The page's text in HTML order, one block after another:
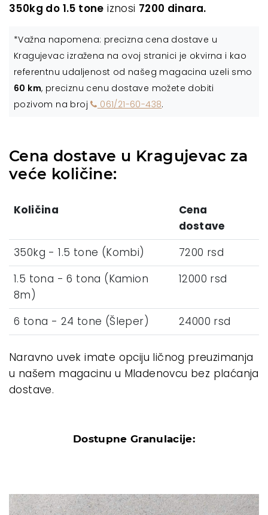
350kg do 1.5 tone iznosi 7200 dinara.
*Važna napomena: precizna cena dostave u
Kragujevac izražena na ovoj stranici je okvirna i kao
referentnu udaljenost od našeg magacina uzeli smo
60 km, preciznu cenu dostave možete dobiti
pozivom na broj
061/21-60-438.
Cena dostave u Kragujevac za
veće količine:
Količina
Cena
dostave
350kg - 1.5 tone (Kombi)
7200 rsd
1.5 tona - 6 tona (Kamion
8m)
12000 rsd
6 tona - 24 tone (Šleper) 24000 rsd
Naravno uvek imate opciju ličnog preuzimanja
u našem magacinu u Mladenovcu bez plaćanja
dostave.
Dostupne Granulacije: